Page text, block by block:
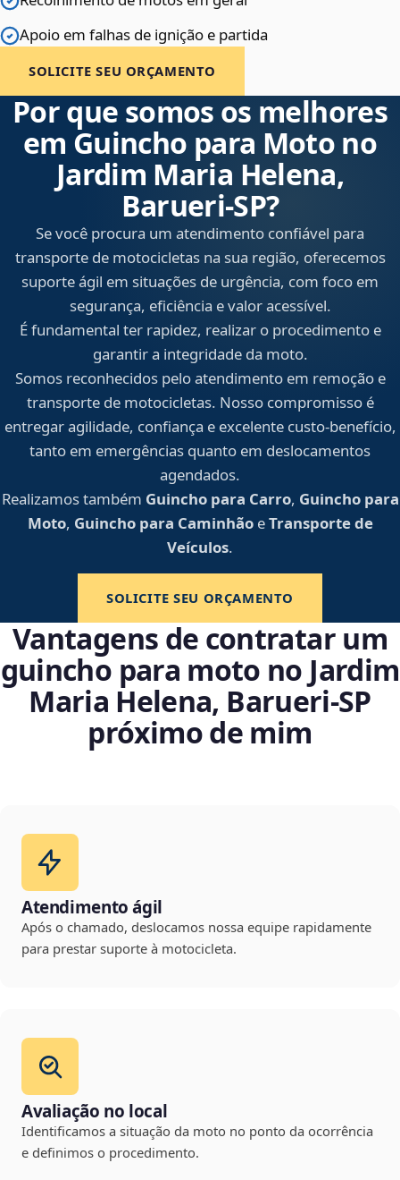
Apoio em falhas de ignição e partida
SOLICITE SEU ORÇAMENTO
Por que somos os melhores
em Guincho para Moto no
Jardim Maria Helena,
Barueri‑SP?
Se você procura um atendimento confiável para
transporte de motocicletas na sua região, oferecemos
suporte ágil em situações de urgência, com foco em
segurança, eficiência e valor acessível.
É fundamental ter rapidez, realizar o procedimento e
garantir a integridade da moto.
Somos reconhecidos pelo atendimento em remoção e
transporte de motocicletas. Nosso compromisso é
entregar agilidade, confiança e excelente custo-benefício,
tanto em emergências quanto em deslocamentos
agendados.
Realizamos também Guincho para Carro, Guincho para
Moto, Guincho para CaminhãoeTransporte de
Veículos.
SOLICITE SEU ORÇAMENTO
Vantagens de contratar um
guincho para moto no Jardim
Maria Helena, Barueri‑SP
próximo de mim
Atendimento ágil
Após o chamado, deslocamos nossa equipe rapidamente
para prestar suporte à motocicleta.
Avaliação no local
Identificamos a situação da moto no ponto da ocorrência
e definimos o procedimento.